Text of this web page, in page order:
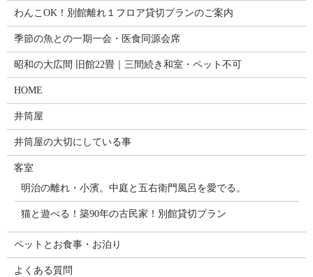
わんこOK！別館離れ１フロア貸切プランのご案内
季節の魚との一期一会・医食同源会席
昭和の大広間 旧館22畳｜三間続き和室・ペット不可
HOME
井筒屋
井筒屋の大切にしている事
客室
明治の離れ・小濱。中庭と五右衛門風呂を愛でる。
猫と遊べる！築90年の古民家！別館貸切プラン
ペットとお食事・お泊り
よくある質問